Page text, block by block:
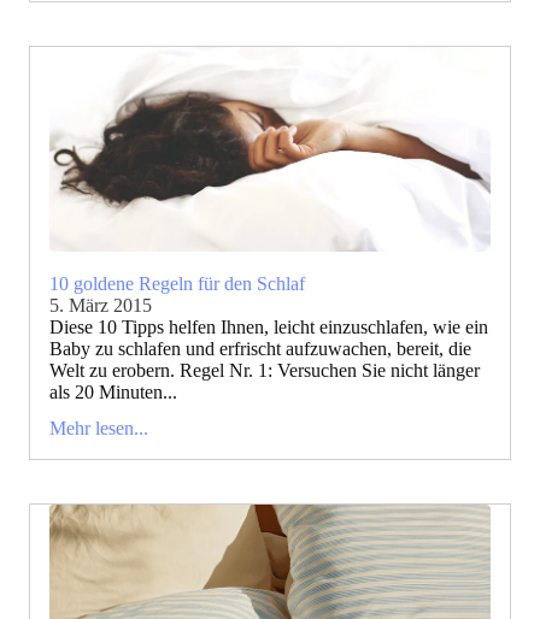
10 goldene Regeln für den Schlaf
5. März 2015
Diese 10 Tipps helfen Ihnen, leicht einzuschlafen, wie ein
Baby zu schlafen und erfrischt aufzuwachen, bereit, die
Welt zu erobern. Regel Nr. 1: Versuchen Sie nicht länger
als 20 Minuten...
Mehr lesen...